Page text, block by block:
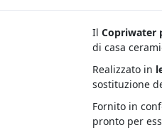
Il Copriwater
di casa
Realizzato in
sostituzione
Fornito in
pronto per